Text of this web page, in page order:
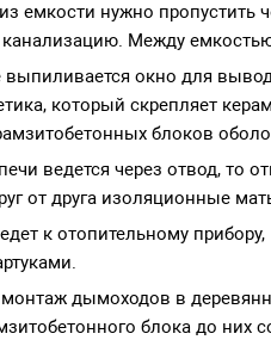
емкости нужно пропустить
Между
окно для
который скрепляет
блоков
ведется через отвод, то
от друга изоляционные
к отопительному
дымоходов в
блока до них